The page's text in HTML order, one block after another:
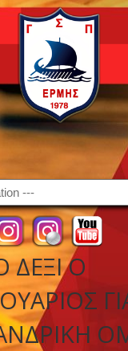
ΔΕΞΊ Ο